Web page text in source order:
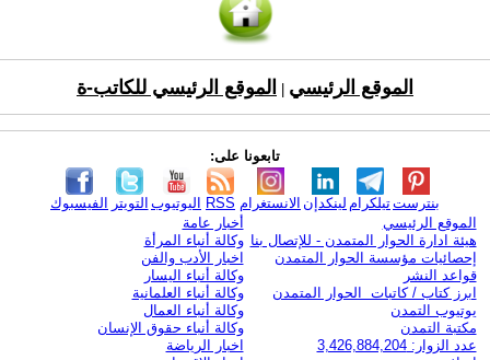
الموقع الرئيسي الموقع الرئيسي للكاتب-ة
تابعونا على:
الفيسبوك التويتر اليوتيوب RSS الانستغرام لينكدإن تيلكرامبنترست
الموقع الرئيسي
هيئة ادارة الحوار المتمدن - للإتصال بنا
إحصائيات مؤسسة الحوار المتمدن
قواعد النشر
ابرز كتاب / كاتبات الحوار المتمدن
يوتيوب التمدن
مكتبة التمدن
عدد الزوار: 3,426,884,204
أخبار عامة
وكالة أنباء المرأة
اخبار الأدب والفن
وكالة أنباء اليسار
وكالة أنباء العلمانية
وكالة أنباء العمال
وكالة أنباء حقوق الإنسان
اخبار الرياضة